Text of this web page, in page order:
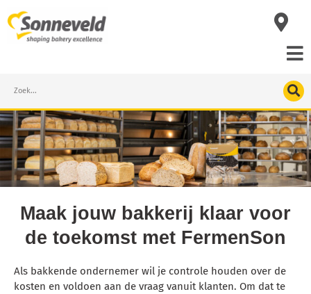
to
content
Search
Maak jouw bakkerij klaar voor
de toekomst met FermenSon
Als bakkende ondernemer wil je controle houden over de
kosten en voldoen aan de vraag vanuit klanten. Om dat te